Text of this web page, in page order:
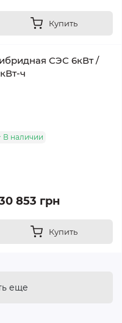
Купить
СЭС 6кВт /
ч
В наличии
853 грн
Купить
еще